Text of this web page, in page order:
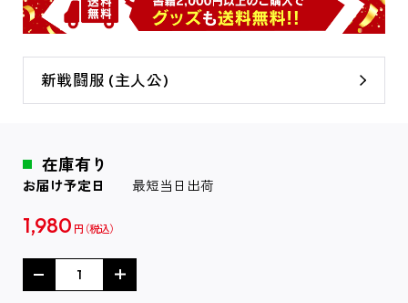
新戦闘服 (主人公)
在庫有り
お届け予定日 最短当日出荷
1,980 円